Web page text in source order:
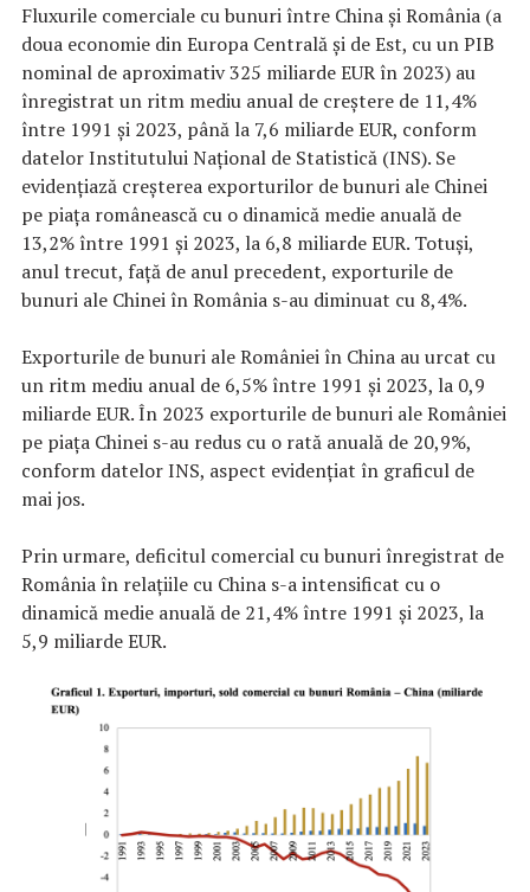
Fluxurile comerciale cu bunuri între China și România (a
doua economie din Europa Centrală și de Est, cu un PIB
nominal de aproximativ 325 miliarde EUR în 2023) au
înregistrat un ritm mediu anual de creștere de 11,4%
între 1991 și 2023, până la 7,6 miliarde EUR, conform
datelor Institutului Național de Statistică (INS). Se
evidențiază creșterea exporturilor de bunuri ale Chinei
pe piața românească cu o dinamică medie anuală de
13,2% între 1991 și 2023, la 6,8 miliarde EUR. Totuși,
anul trecut, față de anul precedent, exporturile de
bunuri ale Chinei în România s-au diminuat cu 8,4%.
Exporturile de bunuri ale României în China au urcat cu
un ritm mediu anual de 6,5% între 1991 și 2023, la 0,9
miliarde EUR. În 2023 exporturile de bunuri ale României
pe piața Chinei s-au redus cu o rată anuală de 20,9%,
conform datelor INS, aspect evidențiat în graficul de
mai jos.
Prin urmare, deficitul comercial cu bunuri înregistrat de
România în relațiile cu China s-a intensificat cu o
dinamică medie anuală de 21,4% între 1991 și 2023, la
5,9 miliarde EUR.